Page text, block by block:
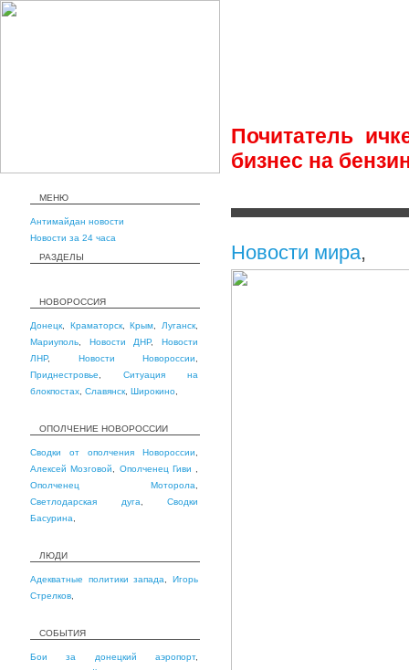
Почитатель
бизнес на
МЕНЮ
Антимайдан новости
Новости за 24 часа
РАЗДЕЛЫ
НОВОРОССИЯ
Донецк Краматорск,Крым Луганск
Мариуполь
Новости ДНР,Новости
ЛНР, Новости Новороссии
Приднестровье
Ситуация на
блокпостах Славянск Широкино
ОПОЛЧЕНИЕ НОВОРОССИИ
Сводки от ополчения Новороссии
Алексей Мозговой
Ополченец Гиви
Ополченец Моторола
Светлодарская дуга
Сводки
Басурина
ЛЮДИ
Адекватные политики запада ,Игорь
Стрелков
СОБЫТИЯ
Бои за донецкий аэропорт,
Новости мира,